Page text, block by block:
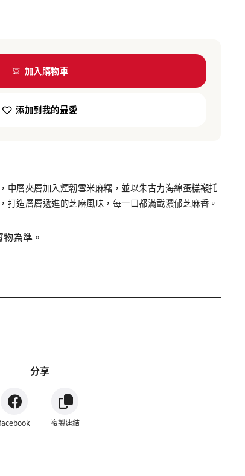
加入購物車
添加到我的最愛
中層夾層加入煙韌雪米麻糬，並以朱古力海綿蛋糕襯托
打造層層遞進的芝麻風味，每一口都滿載濃郁芝麻香。
為準。
分享
複製連結